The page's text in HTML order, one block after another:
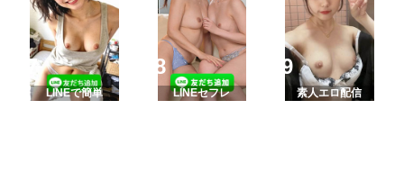
LINEで簡単 LINEセフレ 素人エロ配信